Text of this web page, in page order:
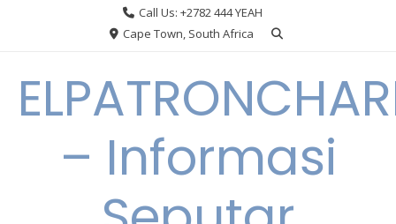
Call Us: +2782 444 YEAH
Cape Town, South Africa
– Informasi